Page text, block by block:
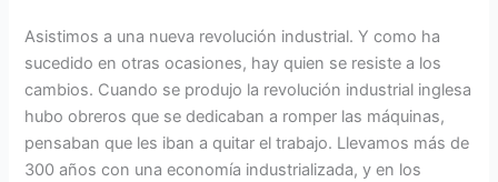
Asistimos a una nueva revolución industrial. Y como ha
sucedido en otras ocasiones, hay quien se resiste a los
cambios. Cuando se produjo la revolución industrial inglesa
hubo obreros que se dedicaban a romper las máquinas,
pensaban que les iban a quitar el trabajo. Llevamos más de
300 años con una economía industrializada, y en los